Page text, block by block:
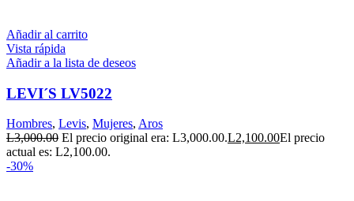
Añadir al carrito
Vista rápida
Añadir a la lista de deseos
LEVI´S LV5022
Hombres, Levis, Mujeres, Aros
L3,000.00 El precio original era: L3,000.00.L2,100.00El precio
actual es: L2,100.00.
-30%